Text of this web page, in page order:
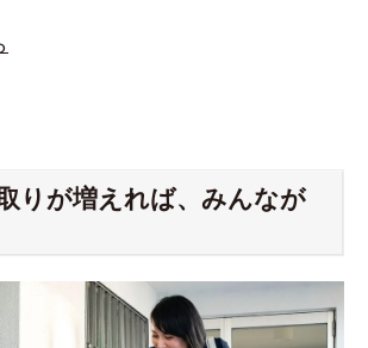
りが増えれば、みんなが